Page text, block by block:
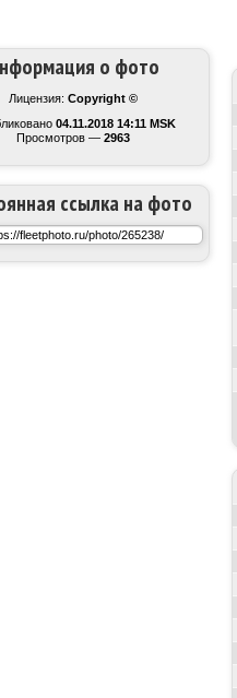
о фото
Лицензия: Copyright ©
04.11.2018 14:11 MSK
Просмотров — 2963
ссылка на фото